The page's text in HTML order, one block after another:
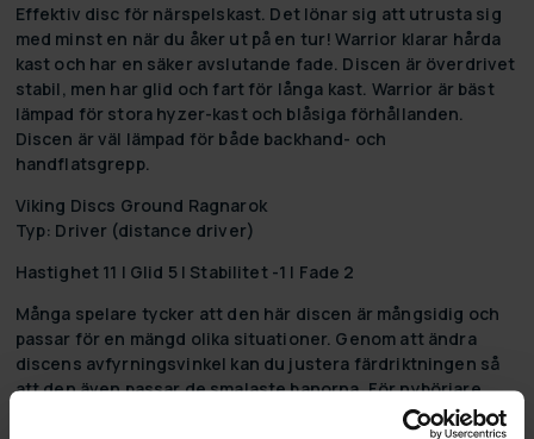
Effektiv disc för närspelskast. Det lönar sig att utrusta sig
med minst en när du åker ut på en tur! Warrior klarar hårda
kast och har en säker avslutande fade. Discen är överdrivet
stabil, men har glid och fart för långa kast. Warrior är bäst
lämpad för stora hyzer-kast och blåsiga förhållanden.
Discen är väl lämpad för både backhand- och
handflatsgrepp.
Viking Discs Ground Ragnarok
Typ: Driver (distance driver)
Hastighet 11 | Glid 5 | Stabilitet -1 | Fade 2
Många spelare tycker att den här discen är mångsidig och
passar för en mängd olika situationer. Genom att ändra
discens avfyrningsvinkel kan du justera färdriktningen så
att den även passar de smalaste banorna. För nybörjare
passar den här för att få så långa kast som möjligt. Ragnarok